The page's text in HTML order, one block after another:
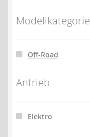
Modellkategorie
Off-Road
Antrieb
Elektro